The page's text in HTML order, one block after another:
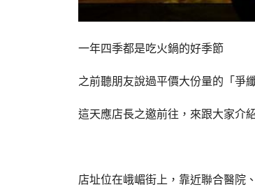
一年四季都是吃火鍋的好季節
之前聽朋友說過平價大份量的「爭
這天應店長之邀前往，來跟大家介
店址位在峨嵋街上，靠近聯合醫院